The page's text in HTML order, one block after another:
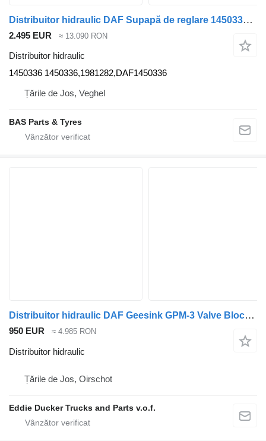
Distribuitor hidraulic DAF Supapă de reglare 1450336 pentru camion DAF
2.495 EUR ≈ 13.090 RON
Distribuitor hidraulic
1450336 1450336,1981282,DAF1450336
Țările de Jos, Veghel
BAS Parts & Tyres
Distribuitor hidraulic DAF Geesink GPM-3 Valve Block P607724-11 P0729218/001 pentru camion
950 EUR ≈ 4.985 RON
Distribuitor hidraulic
Țările de Jos, Oirschot
Eddie Ducker Trucks and Parts v.o.f.